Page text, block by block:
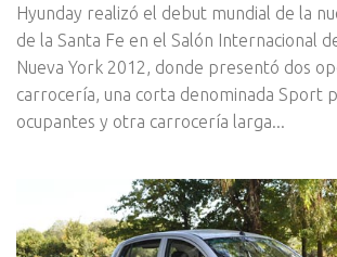
Hyunday realizó el debut mundial de la
de la Santa Fe en el Salón Internacional
Nueva York 2012, donde presentó dos
carrocería, una corta denominada Sport
ocupantes y otra carrocería larga...